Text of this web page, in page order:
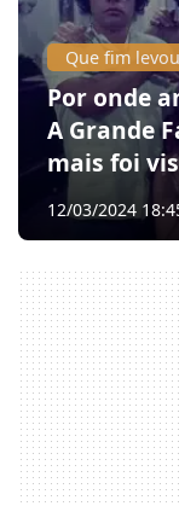
Que fim levou
Por onde
A Grande
mais foi
12/03/2024